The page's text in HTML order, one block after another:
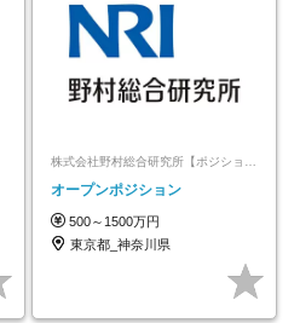
オープンポジション
500～1500万円
東京都_神奈川県